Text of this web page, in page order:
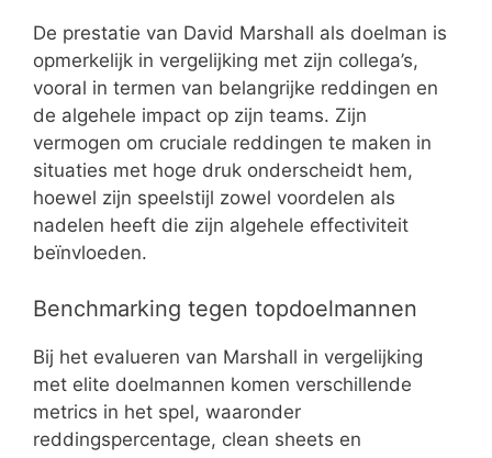
De prestatie van David Marshall als doelman is
opmerkelijk in vergelijking met zijn collega’s,
vooral in termen van belangrijke reddingen en
de algehele impact op zijn teams. Zijn
vermogen om cruciale reddingen te maken in
situaties met hoge druk onderscheidt hem,
hoewel zijn speelstijl zowel voordelen als
nadelen heeft die zijn algehele effectiviteit
beïnvloeden.
Benchmarking tegen topdoelmannen
Bij het evalueren van Marshall in vergelijking
met elite doelmannen komen verschillende
metrics in het spel, waaronder
reddingspercentage, clean sheets en